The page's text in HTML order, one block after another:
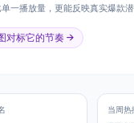
一播放量，更能反映真实爆款潜
对标它的节奏 →
当周热